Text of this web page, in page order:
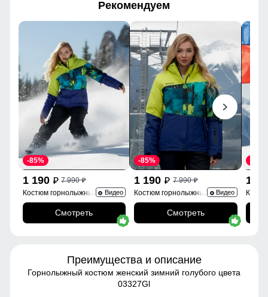
Рекомендуем
1 190 p 7 990p
-85%
Костюм горнолыжный
02395Sl
Видео
Смотреть
1 190 p 7 990p
-85%
Костюм горнолыжный 0005Sl
Видео
Смотреть
1
Преимущества и описание
Горнолыжный костюм женский зимний голубого цвета
03327Gl